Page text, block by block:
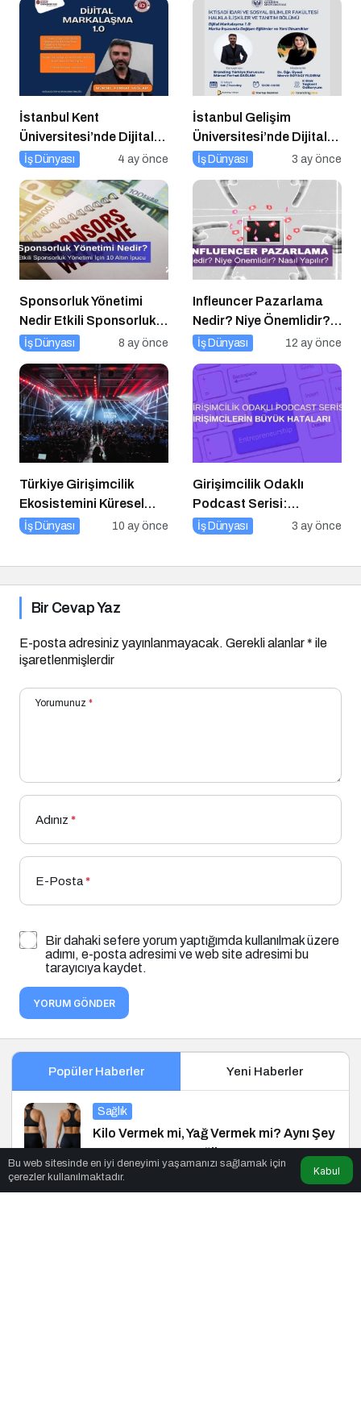
İstanbul Kent
Üniversitesi’nde Dijital
Markalaşma 1.0
İş Dünyası 4 ay önce
İstanbul Gelişim
Üniversitesi’nde Dijital
Markalaşma 1.0 Etkinliği
İş Dünyası 3 ay önce
Sponsorluk Yönetimi
Nedir Etkili Sponsorluk
Yönetimi İçin 10 Altın
İş Dünyası 8 ay önce
Infleuncer Pazarlama
Nedir? Niye Önemlidir?
Influencer Pazarlama
İş Dünyası 12 ay önce
Türkiye Girişimcilik
Ekosistemini Küresel
Sahneye Taşıyan
İş Dünyası 10 ay önce
Girişimcilik Odaklı
Podcast Serisi:
Girişimcilerin Büyük
İş Dünyası 3 ay önce
Bir Cevap Yaz
E-posta adresiniz yayınlanmayacak. Gerekli alanlar* ile
işaretlenmişlerdir
Yorumunuz *
Adınız *
E-Posta*
Bir dahaki sefere yorum yaptığımda kullanılmak üzere
adımı, e-posta adresimi ve web site adresimi bu
tarayıcıya kaydet.
YORUM GÖNDER
Popüler Haberler Yeni Haberler
Sağlık
Kilo Vermek mi, Yağ Vermek mi? Aynı Şey
Sanıyoruz Ama Değil!
Yaşam
Bu web sitesinde en iyi deneyimi yaşamanızı sağlamak için
çerezler kullanılmaktadır.
Kabul